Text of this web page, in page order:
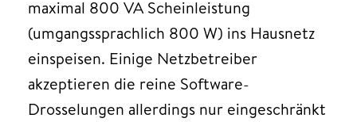
maximal 800 VA Scheinleistung
(umgangssprachlich 800 W) ins Hausnetz
einspeisen. Einige Netzbetreiber
akzeptieren die reine Software-
Drosselungen allerdings nur eingeschränkt